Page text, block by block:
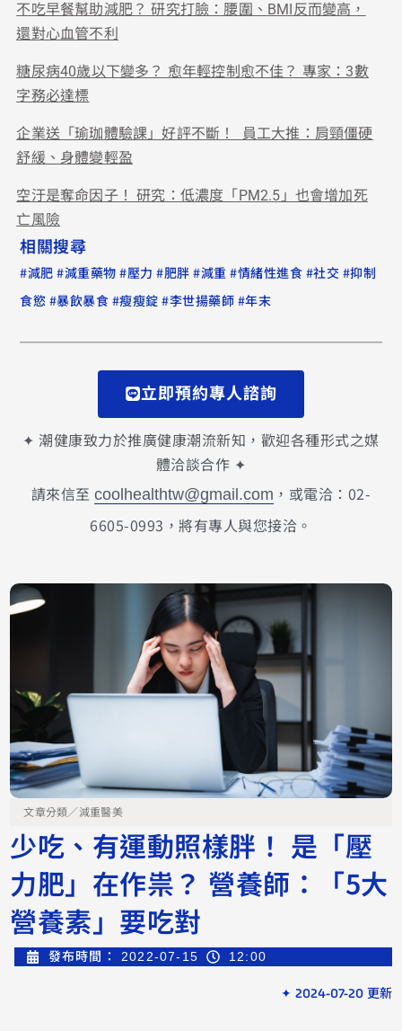
不吃早餐幫助減肥？ 研究打臉：腰圍、BMI反而變高，
還對心血管不利
糖尿病40歲以下變多？ 愈年輕控制愈不佳？ 專家：3數
字務必達標
企業送「瑜珈體驗課」好評不斷！ 員工大推：肩頸僵硬
舒緩、身體變輕盈
空汙是奪命因子！ 研究：低濃度「PM2.5」也會增加死
亡風險
相關搜尋
#減肥 #減重藥物 #壓力 #肥胖 #減重 #情緒性進食 #社交 #抑制
食慾 #暴飲暴食 #瘦瘦錠 #李世揚藥師 #年末
立即預約專人諮詢
✦ 潮健康致力於推廣健康潮流新知，歡迎各種形式之媒
體洽談合作 ✦
請來信至coolhealthtw@gmail.com ，或電洽：02-
6605-0993，將有專人與您接洽。
文章分類／減重醫美
少吃、有運動照樣胖！ 是「壓
力肥」在作祟？ 營養師：「5大
營養素」要吃對
發布時間： 2022-07-15 12:00
✦ 2024-07-20 更新